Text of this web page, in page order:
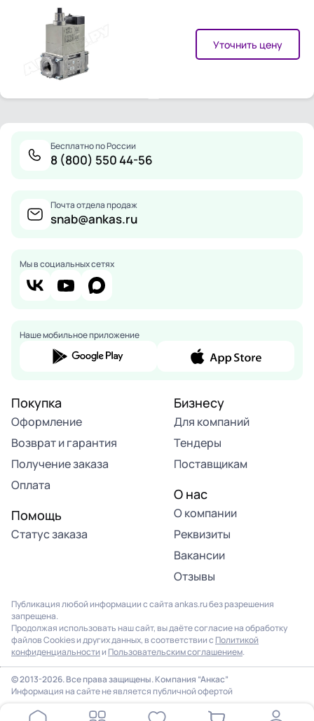
Уточнить цену
Бесплатно по России
8 (800) 550 44-56
Почта отдела продаж
snab@ankas.ru
Мы в социальных сетях
Наше мобильное приложение
Покупка
Оформление
Возврат и гарантия
Получение заказа
Оплата
Помощь
Статус заказа
Бизнесу
Для компаний
Тендеры
Поставщикам
О нас
О компании
Реквизиты
Вакансии
Отзывы
Публикация любой информации с сайта ankas.ru без разрешения
запрещена.
Продолжая использовать наш сайт, вы даёте согласие на обработку
файлов Cookies и других данных, в соответствии с Политикой
конфиденциальности и Пользовательским соглашением.
© 2013-2026. Все права защищены. Компания “Анкас”
Информация на сайте не является публичной офертой